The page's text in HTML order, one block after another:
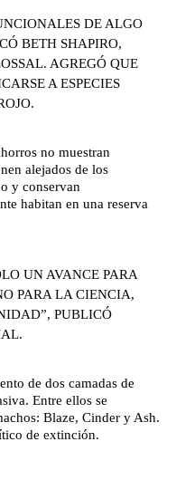
DE ALGO
BETH SHAPIRO,
AGREGÓ QUE
A ESPECIES
no muestran
alejados de los
y conservan
habitan en una reserva
UN AVANCE PARA
PARA LA CIENCIA,
PUBLICÓ
de dos camadas de
Entre ellos se
Blaze, Cinder y Ash.
de extinción.